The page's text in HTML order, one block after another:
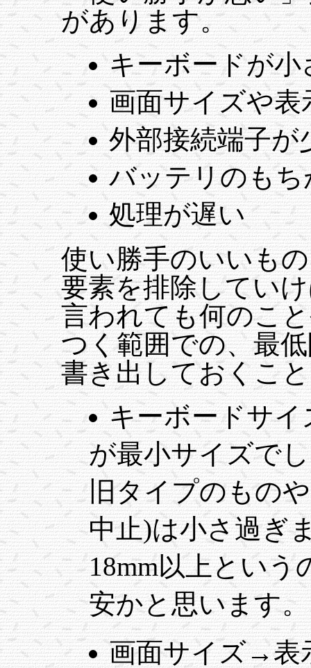
があります。
キーボードが小
画面サイズや
外部接続端子が
バッテリのもち
処理が遅い
使い勝手のいいも
要素を排除してい
言われても何のこ
つく範囲での、最
書き出しておくこ
キーボードサ
が最小サイズで
旧タイプのもの
中止)は小さ過ぎ
18mm以上という
安かと思います。
画面サイズ→表